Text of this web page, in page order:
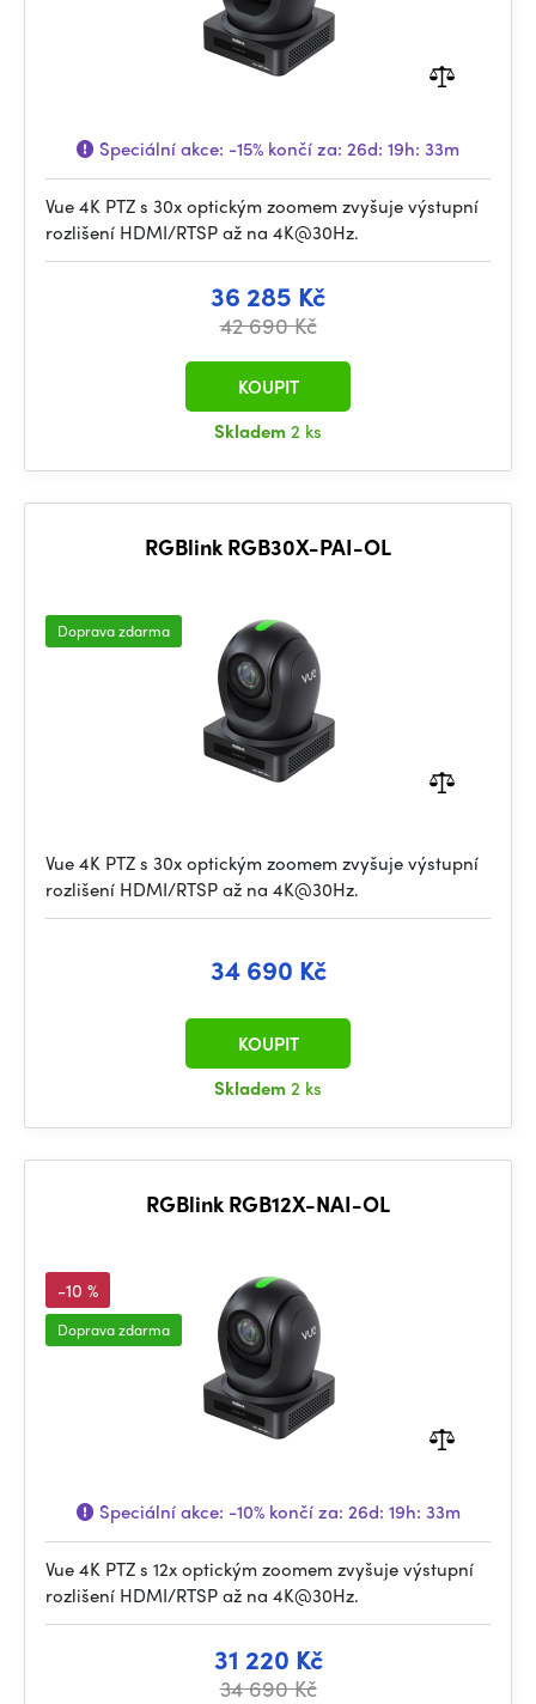
Speciální akce: -15% končí za: 26d: 19h: 33m
Vue 4K PTZ s 30x optickým zoomem zvyšuje výstupní
rozlišení HDMI/RTSP až na 4K@30Hz.
36 285 Kč
42 690 Kč
Skladem2 ks
KOUPIT
RGBlink RGB30X-PAI-OL
Doprava zdarma
Vue 4K PTZ s 30x optickým zoomem zvyšuje výstupní
rozlišení HDMI/RTSP až na 4K@30Hz.
34 690 Kč
Skladem2 ks
KOUPIT
RGBlink RGB12X-NAI-OL
-10 %
Doprava zdarma
Speciální akce: -10%končí za: 26d: 19h: 33m
Vue 4K PTZ s 12x optickým zoomem zvyšuje výstupní
rozlišení HDMI/RTSP až na 4K@30Hz.
31 220 Kč
34 690 Kč